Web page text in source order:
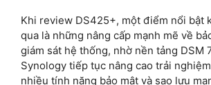
Khi review DS425+, một điểm nổi bật
qua là những nâng cấp mạnh mẽ về
giám sát hệ thống, nhờ nền tảng DSM
Synology tiếp tục nâng cao trải
nhiều tính năng bảo mật và sao lưu